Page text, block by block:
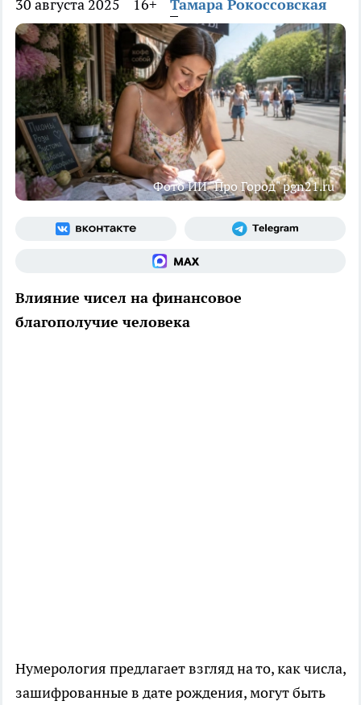
30 августа 2025 16+ Тамара Рокоссовская
Фото ИИ "Про Город" pgn21.ru
Влияние чисел на финансовое
благополучие человека
Нумерология предлагает взгляд на то, как числа,
зашифрованные в дате рождения, могут быть